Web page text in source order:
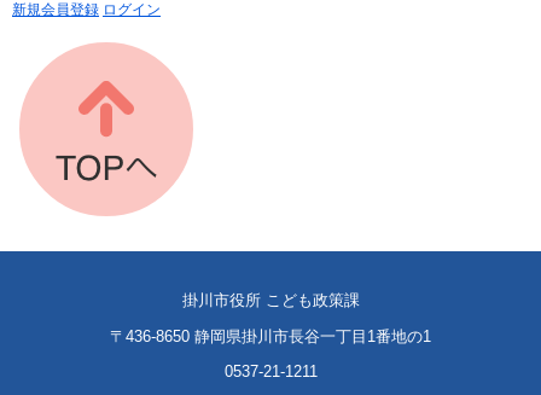
新規会員登録 ログイン
掛川市役所 こども政策課
〒436-8650 静岡県掛川市長谷一丁目1番地の1
0537-21-1211